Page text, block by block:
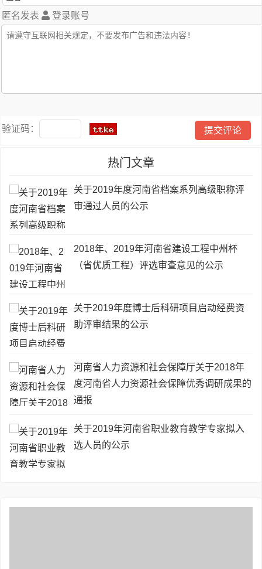
匿名发表 登录账号
验证码：
热门文章
关于2019年度河南省档案系列高级职称评
审通过人员的公示
2018年、2019年河南省建设工程中州杯
（省优质工程）评选审查意见的公示
关于2019年度博士后科研项目启动经费资
助评审结果的公示
河南省人力资源和社会保障厅关于2018年
度河南省人力资源社会保障优秀调研成果的
通报
关于2019年河南省职业教育教学专家拟入
选人员的公示